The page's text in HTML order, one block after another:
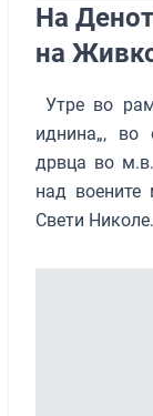
На
на
Утре во
иднина„, во
дрвца во
над воените
Свети Николе.